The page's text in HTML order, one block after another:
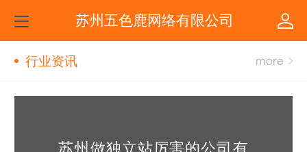
苏州五色鹿网络有限公司
行业资讯
苏州做独立站厉害的公司有